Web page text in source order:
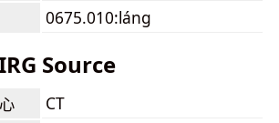
0675.010:láng
Source
CT